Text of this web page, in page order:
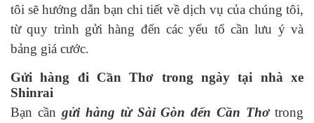
tôi sẽ hướng dẫn bạn chi tiết về dịch vụ của chúng tôi,
từ quy trình gửi hàng đến các yếu tố cần lưu ý và
bảng giá cước.
Gửi hàng đi Cần Thơ trong ngày tại nhà xe
Shinrai
Bạn cần gửi hàng từ Sài Gòn đến Cần Thơtrong